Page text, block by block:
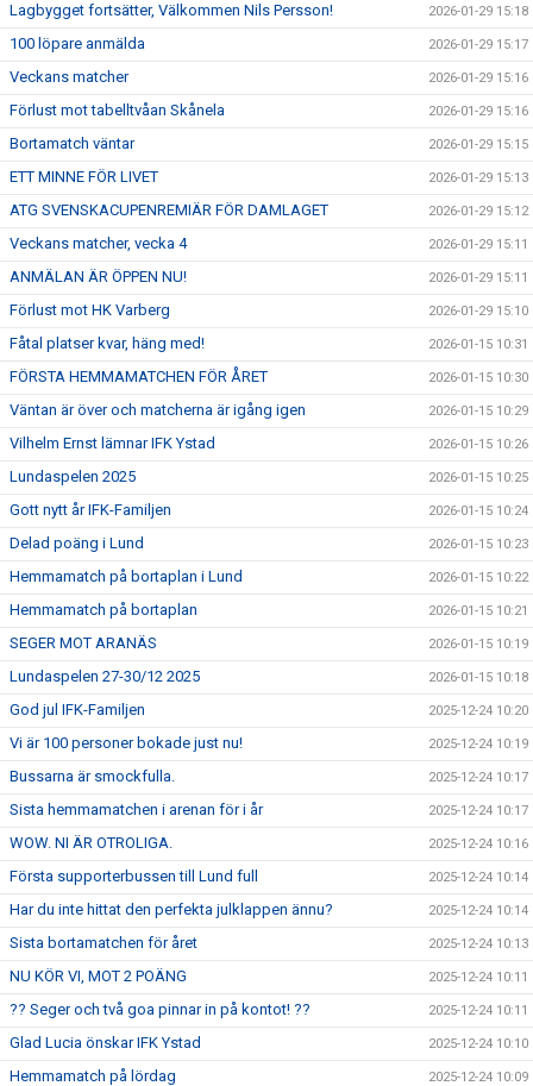
Lagbygget fortsätter, Välkommen Nils Persson! 2026-01-29 15:18
100 löpare anmälda 2026-01-29 15:17
Veckans matcher 2026-01-29 15:16
Förlust mot tabelltvåan Skånela 2026-01-29 15:16
Bortamatch väntar 2026-01-29 15:15
ETT MINNE FÖR LIVET 2026-01-29 15:13
ATG SVENSKACUPENREMIÄR FÖR DAMLAGET 2026-01-29 15:12
Veckans matcher, vecka 4 2026-01-29 15:11
ANMÄLAN ÄR ÖPPEN NU! 2026-01-29 15:11
Förlust mot HK Varberg 2026-01-29 15:10
Fåtal platser kvar, häng med! 2026-01-15 10:31
FÖRSTA HEMMAMATCHEN FÖR ÅRET 2026-01-15 10:30
Väntan är över och matcherna är igång igen 2026-01-15 10:29
Vilhelm Ernst lämnar IFK Ystad 2026-01-15 10:26
Lundaspelen 2025 2026-01-15 10:25
Gott nytt år IFK-Familjen 2026-01-15 10:24
Delad poäng i Lund 2026-01-15 10:23
Hemmamatch på bortaplan i Lund 2026-01-15 10:22
Hemmamatch på bortaplan 2026-01-15 10:21
SEGER MOT ARANÄS 2026-01-15 10:19
Lundaspelen 27-30/12 2025 2026-01-15 10:18
God jul IFK-Familjen 2025-12-24 10:20
Vi är 100 personer bokade just nu! 2025-12-24 10:19
Bussarna är smockfulla. 2025-12-24 10:17
Sista hemmamatchen i arenan för i år 2025-12-24 10:17
WOW. NI ÄR OTROLIGA. 2025-12-24 10:16
Första supporterbussen till Lund full 2025-12-24 10:14
Har du inte hittat den perfekta julklappen ännu? 2025-12-24 10:14
Sista bortamatchen för året 2025-12-24 10:13
NU KÖR VI, MOT 2 POÄNG 2025-12-24 10:11
?? Seger och två goa pinnar in på kontot! ?? 2025-12-24 10:11
Glad Lucia önskar IFK Ystad 2025-12-24 10:10
Hemmamatch på lördag 2025-12-24 10:09